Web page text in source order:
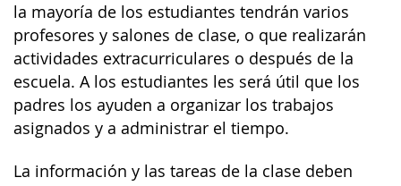
la mayoría de los estudiantes tendrán varios
profesores y salones de clase, o que realizarán
actividades extracurriculares o después de la
escuela. A los estudiantes les será útil que los
padres los ayuden a organizar los trabajos
asignados y a administrar el tiempo.
La información y las tareas de la clase deben